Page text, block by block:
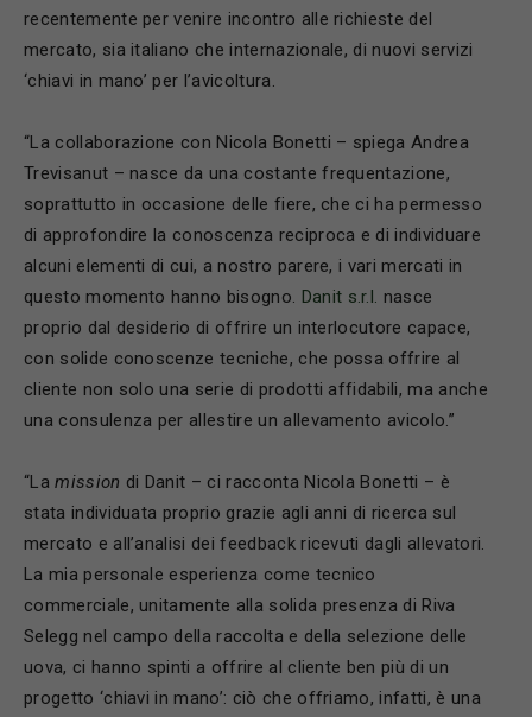
recentemente per venire incontro alle richieste del
mercato, sia italiano che internazionale, di nuovi servizi
‘chiavi in mano’ per l’avicoltura.
“La collaborazione con Nicola Bonetti – spiega Andrea
Trevisanut – nasce da una costante frequentazione,
soprattutto in occasione delle fiere, che ci ha permesso
di approfondire la conoscenza reciproca e di individuare
alcuni elementi di cui, a nostro parere, i vari mercati in
questo momento hanno bisogno. Danit s.r.l. nasce
proprio dal desiderio di offrire un interlocutore capace,
con solide conoscenze tecniche, che possa offrire al
cliente non solo una serie di prodotti affidabili, ma anche
una consulenza per allestire un allevamento avicolo.”
“Lamission di Danit – ci racconta Nicola Bonetti – è
stata individuata proprio grazie agli anni di ricerca sul
mercato e all’analisi dei feedback ricevuti dagli allevatori.
La mia personale esperienza come tecnico
commerciale, unitamente alla solida presenza di Riva
Selegg nel campo della raccolta e della selezione delle
uova, ci hanno spinti a offrire al cliente ben più di un
progetto ‘chiavi in mano’: ciò che offriamo, infatti, è una